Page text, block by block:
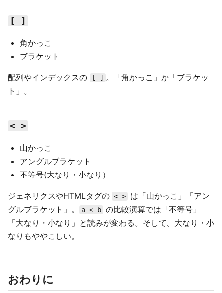
[ ]
角かっこ
ブラケット
配列やインデックスの [ ] 。「角かっこ」か「ブラケッ
ト」。
< >
山かっこ
アングルブラケット
不等号(大なり・小なり）
ジェネリクスやHTMLタグの < >
は「山かっこ」「アン
グルブラケット」。
a < b の比較演算では「不等号」
「大なり・小なり」と読みが変わる。そして、大なり・小
なりもややこしい。
おわりに